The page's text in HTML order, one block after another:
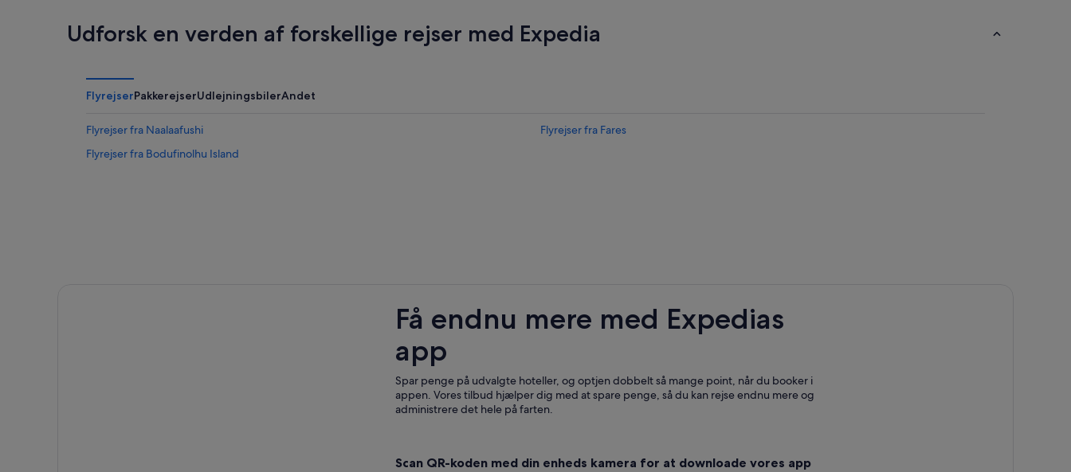
Udforsk en verden af forskellige rejser med Expedia
FlyrejserPakkerejserUdlejningsbilerAndet
Flyrejser fra Naalaafushi
Flyrejser fra Fares
Flyrejser fra Bodufinolhu Island
Få endnu mere med Expedias
app
Spar penge på udvalgte hoteller, og optjen dobbelt så mange point, når du booker i
appen. Vores tilbud hjælper dig med at spare penge, så du kan rejse endnu mere og
administrere det hele på farten.
Scan QR-koden med din enheds kamera for at downloade vores app